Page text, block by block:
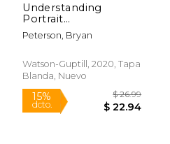
Understanding
Portrait
Photography: How to
Shoot Great Pictures
(en Inglés)
Peterson, Bryan
Watson-Guptill, 2020, Tapa
Blanda, Nuevo